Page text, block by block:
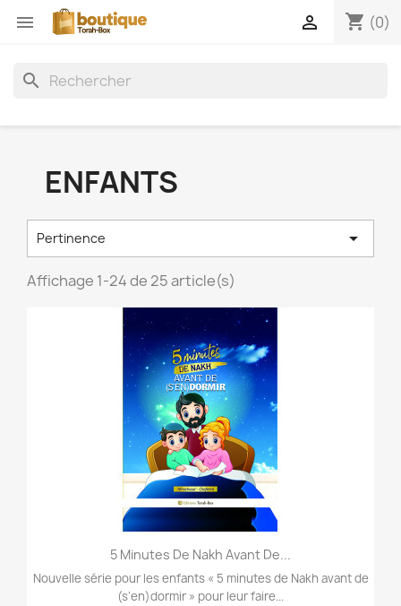
 shopping_cart (0)

search
ENFANTS
Pertinence 
Affichage 1-24 de 25 article(s)
Aperçu rapide
5 Minutes De Nakh Avant De...
Nouvelle série pour les enfants « 5 minutes de Nakh avant de
(s’en)dormir » pour leur faire...